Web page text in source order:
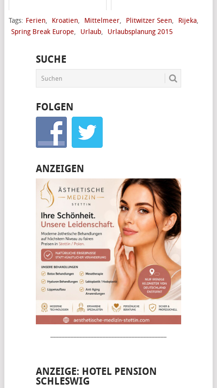
Tags: Ferien, Kroatien, Mittelmeer, Plitwitzer Seen, Rijeka,
Spring Break Europe, Urlaub, Urlaubsplanung 2015
SUCHE
FOLGEN
ANZEIGEN
ANZEIGE: HOTEL PENSION
SCHLESWIG